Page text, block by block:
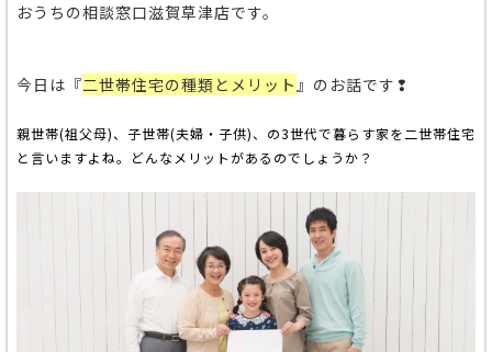
おうちの相談窓口滋賀草津店です。
今日は『二世帯住宅の種類とメリット』のお話です❢
親世帯(祖父母)、子世帯(夫婦・子供)、の3世代で暮らす家を二世帯住宅
と言いますよね。どんなメリットがあるのでしょうか？